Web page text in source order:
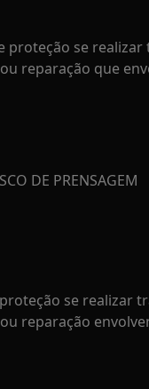
proteção se realizar
reparação que
DE PRENSAGEM
se realizar
reparação